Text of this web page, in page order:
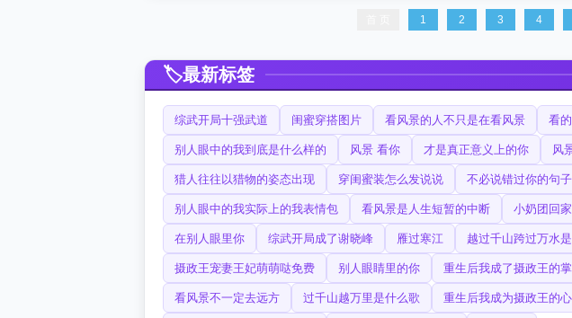
1 2 3 4
最新标签
综武开局十强武道 闺蜜穿搭图片 看风景的人不只是在看风景 看
别人眼中的我到底是什么样的 风景 看你 才是真正意义上的你 风
猎人往往以猎物的姿态出现 穿闺蜜装怎么发说说 不必说错过你的句子
别人眼中的我实际上的我表情包 看风景是人生短暂的中断 小奶团回
在别人眼里你 综武开局成了谢晓峰 雁过寒江 越过千山跨过万水
摄政王宠妻王妃萌萌哒免费 别人眼睛里的你 重生后我成了摄政王的
看风景不一定去远方 过千山越万里是什么歌 重生后我成为摄政王的